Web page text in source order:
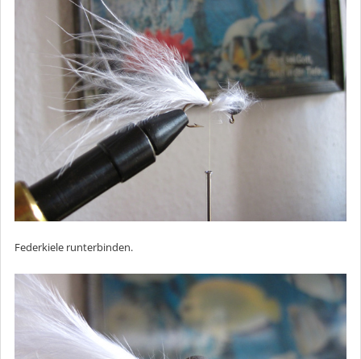
Federkiele runterbinden.